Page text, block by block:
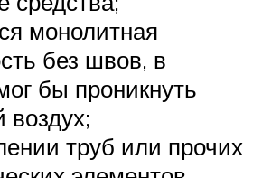
монолитная
без швов, в
бы проникнуть
воздух;
труб или прочих